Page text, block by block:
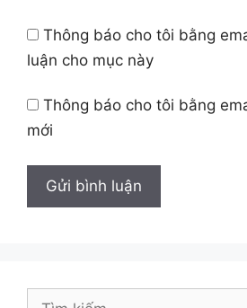
Thông báo cho tôi bằng
luận cho mục này
Thông báo cho tôi bằng
mới
Tìm